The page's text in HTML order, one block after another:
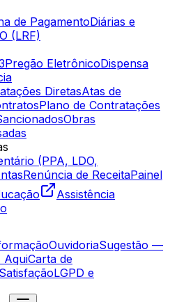
de PagamentoDiárias e
(LRF)
Pregão EletrônicoDispensa
DiretasAtas de
Plano de Contratações
Obras
(PPA, LDO,
Renúncia de ReceitaPainel
Assistência
OuvidoriaSugestão —
AquiCarta de
LGPD e